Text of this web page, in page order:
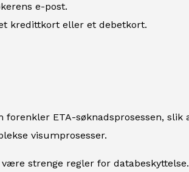
e-post.
kredittkort eller et debetkort.
forenkler ETA-søknadsprosessen, slik
visumprosesser.
strenge regler for